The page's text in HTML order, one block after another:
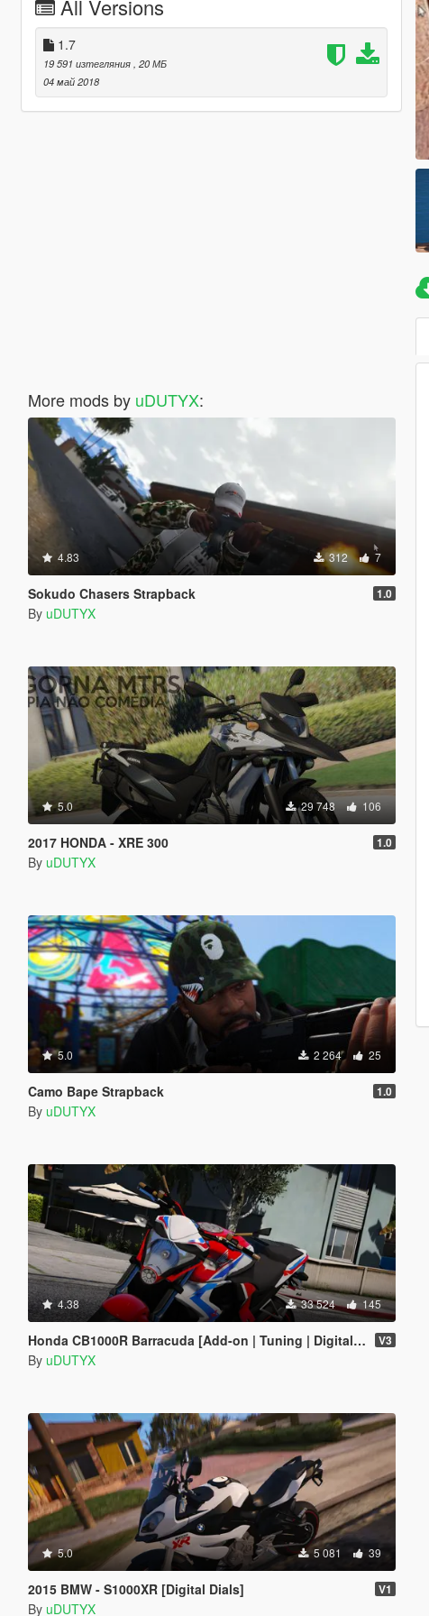
All Versions
1.7
19 591 изтегляния , 20 МБ
04 май 2018
More mods by uDUTYX:
4.83 312 7
Sokudo Chasers Strapback 1.0
By uDUTYX
5.0 29 748 106
2017 HONDA - XRE 300 1.0
By uDUTYX
5.0 2 264 25
Camo Bape Strapback 1.0
By uDUTYX
4.38 33 524 145
Honda CB1000R Barracuda [Add-on | Tuning | Digital Dials]. V3
By uDUTYX
5.0 5 081 39
2015 BMW - S1000XR [Digital Dials] V1
By uDUTYX